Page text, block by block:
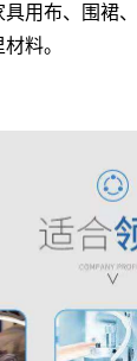
具用布、围裙
料。